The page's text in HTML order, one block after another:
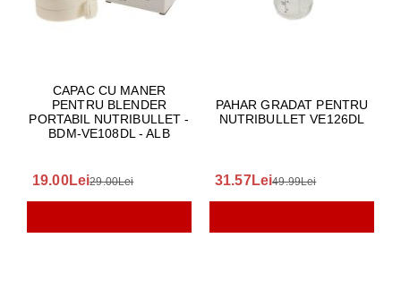
CAPAC CU MANER
PENTRU BLENDER
PORTABIL NUTRIBULLET -
BDM-VE108DL - ALB
19.00Lei29.00Lei
PAHAR GRADAT PENTRU
NUTRIBULLET VE126DL
31.57Lei49.99Lei